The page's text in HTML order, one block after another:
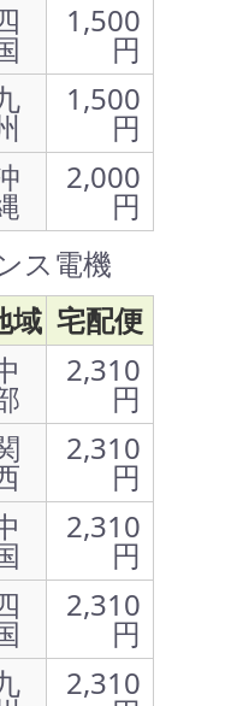
1,500
円
1,500
円
2,000
円
ス電機
域 宅配便
2,310
円
2,310
円
2,310
円
2,310
円
2,310